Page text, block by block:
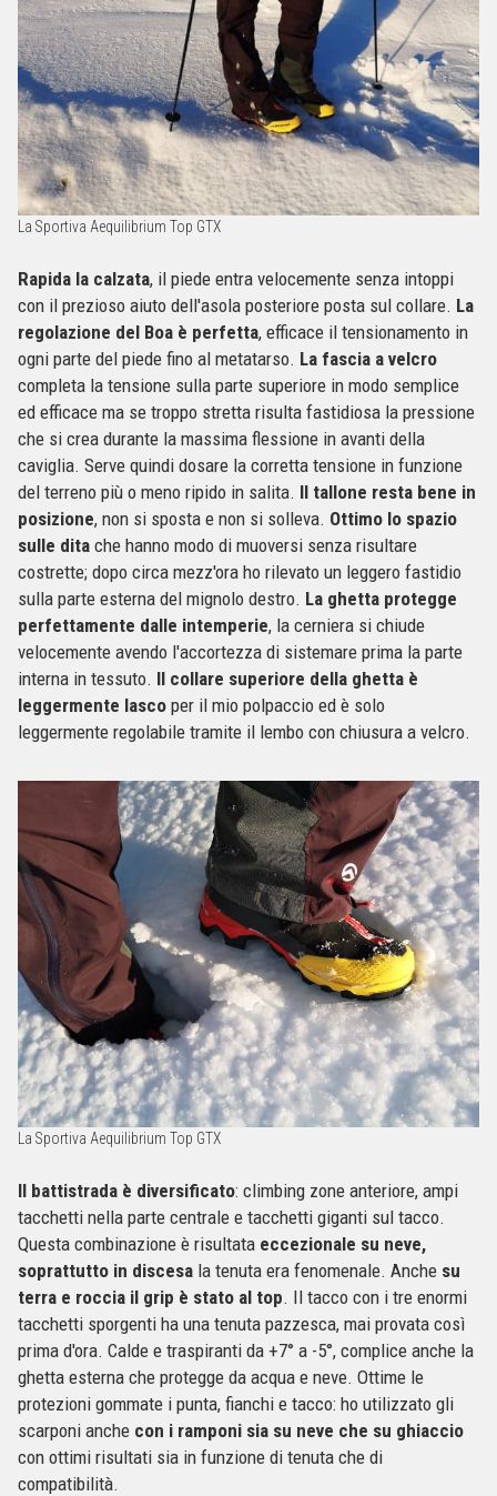
La Sportiva Aequilibrium Top GTX
Rapida la calzata, il piede entra velocemente senza intoppi
con il prezioso aiuto dell'asola posteriore posta sul collare. La
regolazione del Boa è perfetta, efficace il tensionamento in
ogni parte del piede fino al metatarso. La fascia a velcro
completa la tensione sulla parte superiore in modo semplice
ed efficace ma se troppo stretta risulta fastidiosa la pressione
che si crea durante la massima flessione in avanti della
caviglia. Serve quindi dosare la corretta tensione in funzione
del terreno più o meno ripido in salita. Il tallone resta bene in
posizione, non si sposta e non si solleva. Ottimo lo spazio
sulle dita che hanno modo di muoversi senza risultare
costrette; dopo circa mezz'ora ho rilevato un leggero fastidio
sulla parte esterna del mignolo destro. La ghetta protegge
perfettamente dalle intemperie, la cerniera si chiude
velocemente avendo l'accortezza di sistemare prima la parte
interna in tessuto. Il collare superiore della ghetta è
leggermente lasco per il mio polpaccio ed è solo
leggermente regolabile tramite il lembo con chiusura a velcro.
La Sportiva Aequilibrium Top GTX
Il battistrada è diversificato: climbing zone anteriore, ampi
tacchetti nella parte centrale e tacchetti giganti sul tacco.
Questa combinazione è risultata eccezionale su neve,
soprattutto in discesa la tenuta era fenomenale. Anche su
terra e roccia il grip è stato al top. Il tacco con i tre enormi
tacchetti sporgenti ha una tenuta pazzesca, mai provata così
prima d'ora. Calde e traspiranti da +7° a -5°, complice anche la
ghetta esterna che protegge da acqua e neve. Ottime le
protezioni gommate i punta, fianchi e tacco: ho utilizzato gli
scarponi anche con i ramponi sia su neve che su ghiaccio
con ottimi risultati sia in funzione di tenuta che di
compatibilità.